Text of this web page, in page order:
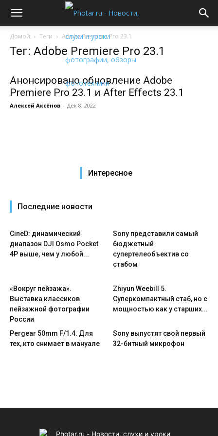
Домой Теги Adobe Premiere Pro 23.1
Тег: Adobe Premiere Pro 23.1
Анонсировано обновление Adobe
Premiere Pro 23.1 и After Effects 23.1
Алексей Аксёнов - Дек 8, 2022
Интересное
Последние новости
CineD: динамический
диапазон DJI Osmo Pocket
4P выше, чем у любой...
Sony представили самый
бюджетный
супертелеобъектив со
стабом
«Вокруг пейзажа».
Выставка классиков
пейзажной фотографии
России
Zhiyun Weebill 5.
Cуперкомпактный стаб, но с
мощностью как у старших...
Pergear 50mm F/1.4. Для
тех, кто снимает в мануале
Sony выпустят свой первый
32-битный микрофон